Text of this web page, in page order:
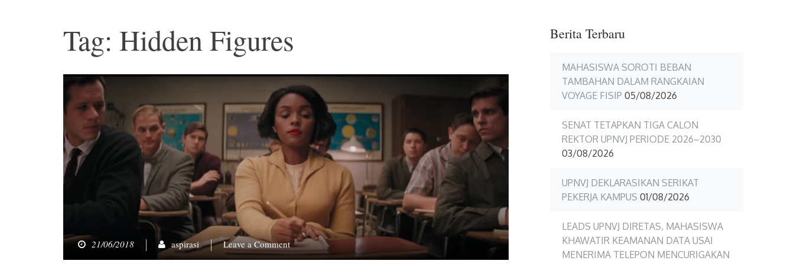
Tag: Hidden Figures
21/06/2018 aspirasi Leave a Commenton
Hidden
Berita Terbaru
MAHASISWA SOROTI BEBAN
TAMBAHAN DALAM RANGKAIAN
VOYAGE FISIP 05/08/2026
SENAT TETAPKAN TIGA CALON
REKTOR UPNVJ PERIODE 2026–2030
03/08/2026
UPNVJ DEKLARASIKAN SERIKAT
PEKERJA KAMPUS 01/08/2026
LEADS UPNVJ DIRETAS, MAHASISWA
KHAWATIR KEAMANAN DATA USAI
MENERIMA TELEPON MENCURIGAKAN